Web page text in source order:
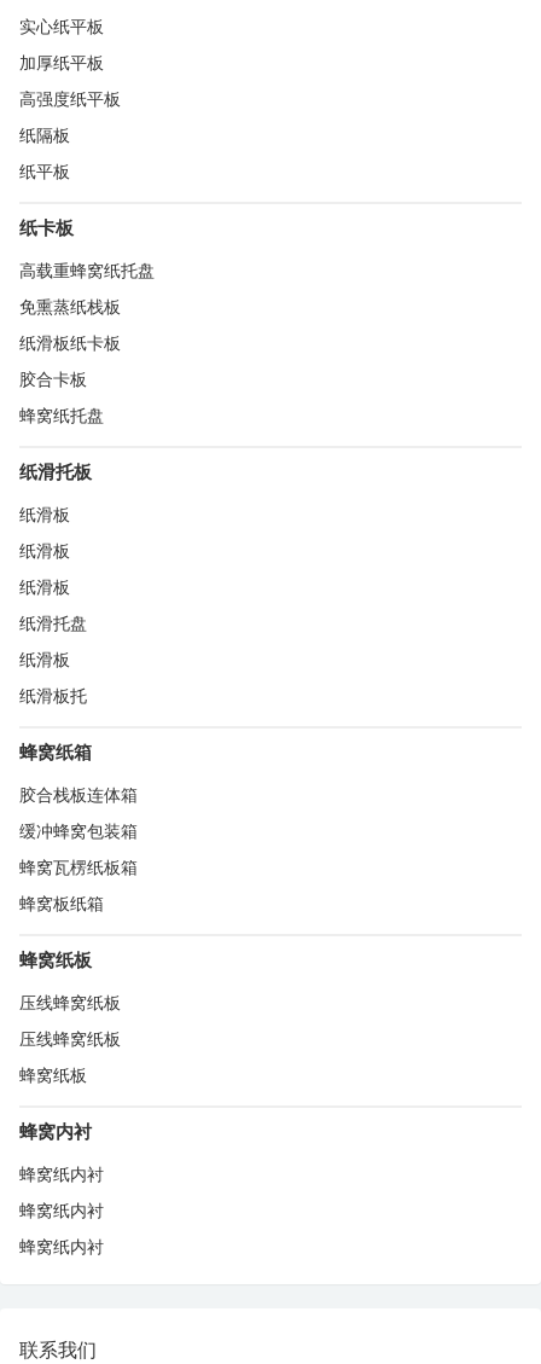
实心纸平板
加厚纸平板
高强度纸平板
纸隔板
纸平板
纸卡板
高载重蜂窝纸托盘
免熏蒸纸栈板
纸滑板纸卡板
胶合卡板
蜂窝纸托盘
纸滑托板
纸滑板
纸滑板
纸滑板
纸滑托盘
纸滑板
纸滑板托
蜂窝纸箱
胶合栈板连体箱
缓冲蜂窝包装箱
蜂窝瓦楞纸板箱
蜂窝板纸箱
蜂窝纸板
压线蜂窝纸板
压线蜂窝纸板
蜂窝纸板
蜂窝内衬
蜂窝纸内衬
蜂窝纸内衬
蜂窝纸内衬
联系我们